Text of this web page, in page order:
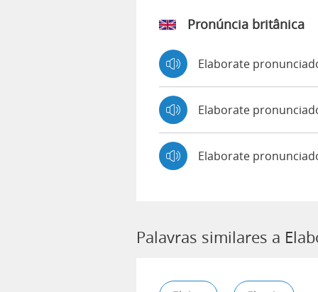
Pronúncia britânica
Elaborate
Elaborate
Elaborate
Palavras similares a